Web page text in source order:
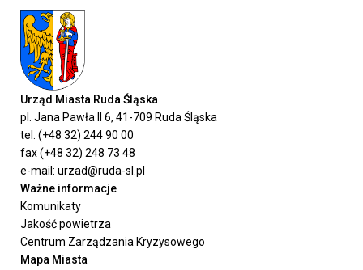
Urząd Miasta Ruda Śląska
pl. Jana Pawła II 6, 41-709 Ruda Śląska
tel. (+48 32) 244 90 00
fax (+48 32) 248 73 48
e-mail: urzad@ruda-sl.pl
Ważne informacje
Komunikaty
Jakość powietrza
Centrum Zarządzania Kryzysowego
Mapa Miasta